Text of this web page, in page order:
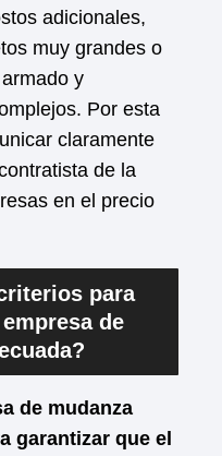
adicionales,
muy grandes o
y
Por esta
claramente
de la
en el precio
para
de
de mudanza
garantizar que el